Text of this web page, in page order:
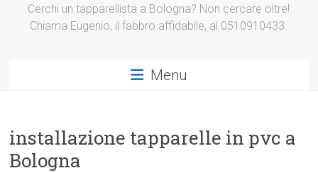
Cerchi un tapparellista a Bologna? Non cercare oltre!
Chiama Eugenio, il fabbro affidabile, al 0510910433.
Menu
installazione tapparelle in pvc a
Bologna